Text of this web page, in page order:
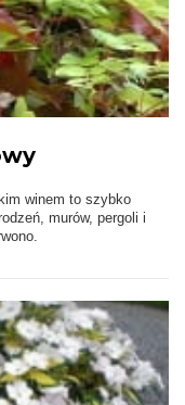
winem to szybko
murów, pergoli i